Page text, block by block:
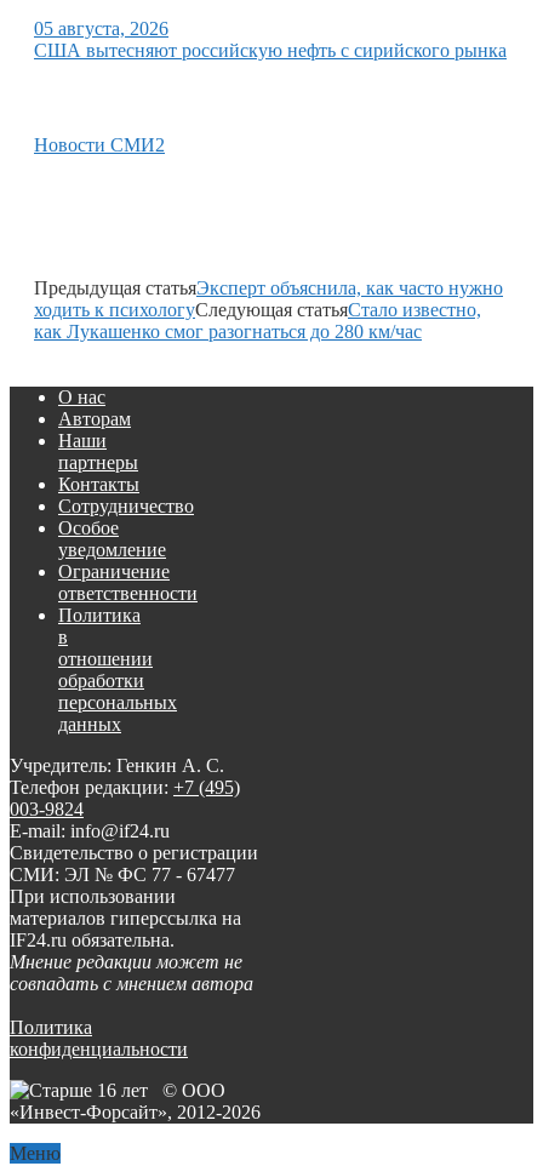
05 августа, 2026
США вытесняют российскую нефть с сирийского рынка
Новости СМИ2
Предыдущая статьяЭксперт объяснила, как часто нужно
ходить к психологуСледующая статьяСтало известно,
как Лукашенко смог разогнаться до 280 км/час
О нас
Авторам
Наши
партнеры
Контакты
Сотрудничество
Особое
уведомление
Ограничение
ответственности
Политика
в
отношении
обработки
персональных
данных
Учредитель: Генкин А. С.
Телефон редакции: +7 (495)
003-9824
E-mail: info@if24.ru
Свидетельство о регистрации
СМИ: ЭЛ № ФС 77 - 67477
При использовании
материалов гиперссылка на
IF24.ru обязательна.
Мнение редакции может не
совпадать с мнением автора
Политика
конфиденциальности
© ООО
«Инвест-Форсайт», 2012-2026
Меню